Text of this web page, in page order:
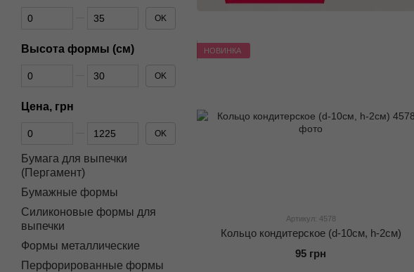
НОВИНКА
Артикул: 4578
Кольцо кондитерское (d-10см, h-2см)
95 грн
От Диаметр формы (см)
До Диаметр формы (см) OK
Высота формы (см)
От Высота формы (см)
До Высота формы (см) OK
Цена, грн
От Цена, грн
До Цена, грн OK
Бумага для выпечки
(Пергамент)
Бумажные формы
Силиконовые формы для
выпечки
Формы металлические
Перфорированные формы